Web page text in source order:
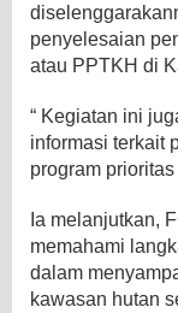
penyelesaian
atau PPTKH di
“ Kegiatan ini
informasi terkait
program
Ia melanjutkan,
memahami
dalam
kawasan hutan